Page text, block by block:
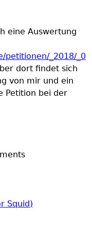
eine Auswertung
petitionen/_2018/_0
dort findet sich
von mir und ein
Petition bei der
Squid)